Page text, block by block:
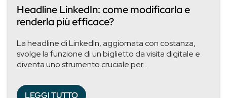
Headline LinkedIn: come modificarla e
renderla più efficace?
La headline di LinkedIn, aggiornata con costanza,
svolge la funzione di un biglietto da visita digitale e
diventa uno strumento cruciale per...
LEGGI TUTTO